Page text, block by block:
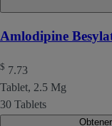
Amlodipine
$ 7.73
Tablet, 2.5 Mg
30 Tablets